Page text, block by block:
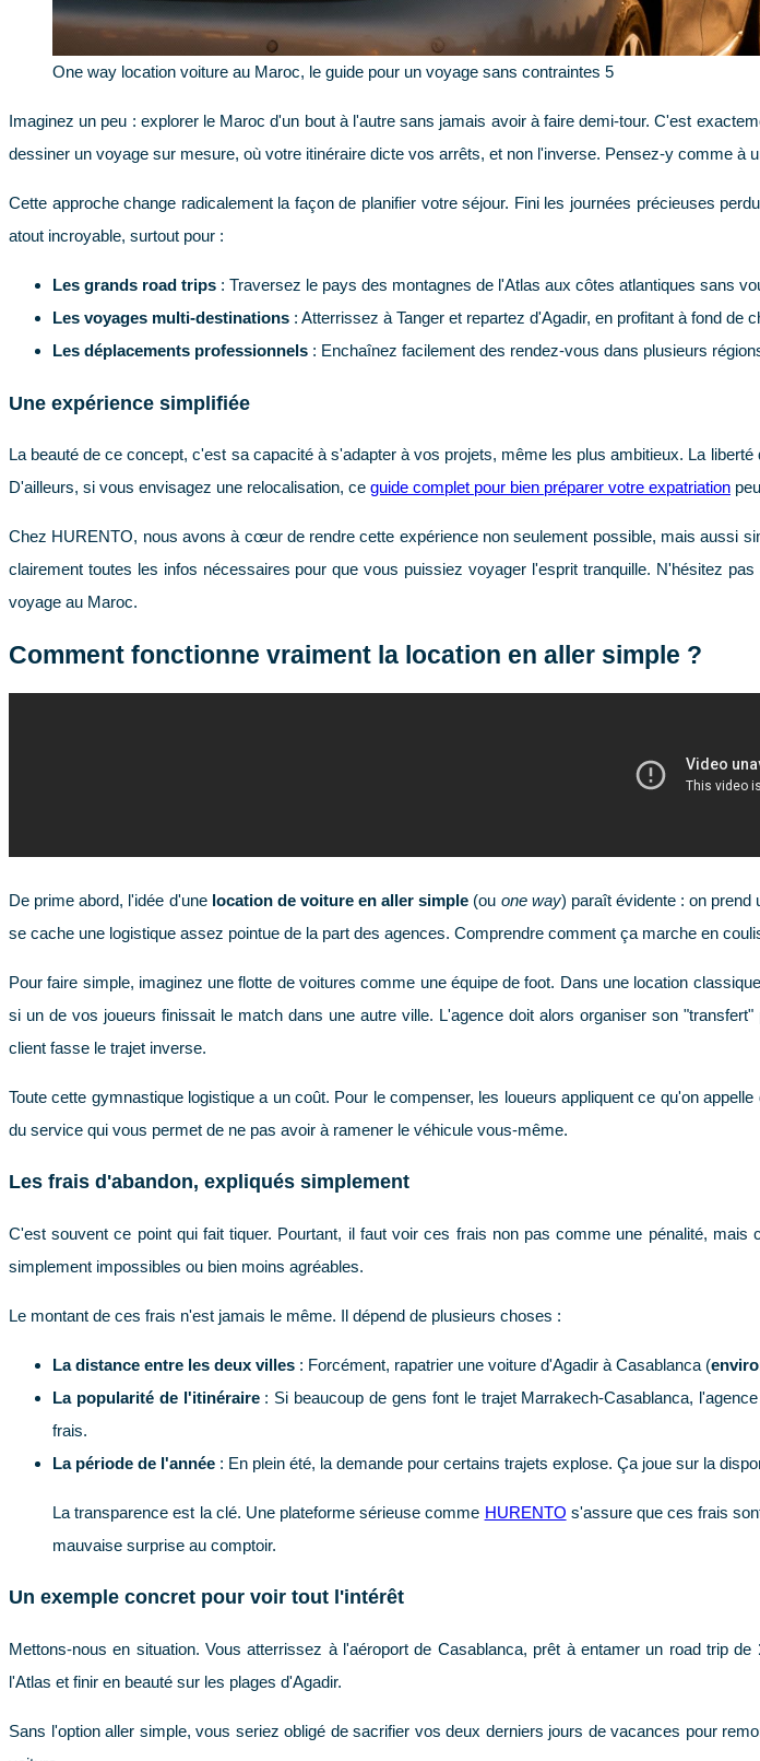
One way location voiture au Maroc, le guide pour un voyage sans contraintes 5
Imaginez un peu : explorer le Maroc d'un bout à l'autre sans jamais avoir à faire demi-tour. C'est
dessiner un voyage sur mesure, où votre itinéraire dicte vos arrêts, et non l'inverse. Pensez-y comme
Cette approche change radicalement la façon de planifier votre séjour. Fini les journées précieuses
atout incroyable, surtout pour :
Les grands road trips : Traversez le pays des montagnes de l'Atlas aux côtes atlantiques sans
Les voyages multi-destinations : Atterrissez à Tanger et repartez d'Agadir, en profitant à fond de
Les déplacements professionnels : Enchaînez facilement des rendez-vous dans plusieurs
Une expérience simplifiée
La beauté de ce concept, c'est sa capacité à s'adapter à vos projets, même les plus ambitieux. La
D'ailleurs, si vous envisagez une relocalisation, ce guide complet pour bien préparer votre expatriation
Chez HURENTO, nous avons à cœur de rendre cette expérience non seulement possible, mais aussi
clairement toutes les infos nécessaires pour que vous puissiez voyager l'esprit tranquille. N'hésitez pas
voyage au Maroc.
Comment fonctionne vraiment la location en aller simple ?
De prime abord, l'idée d'une location de voiture en aller simple (ou one way) paraît évidente : on prend
se cache une logistique assez pointue de la part des agences. Comprendre comment ça marche en
Pour faire simple, imaginez une flotte de voitures comme une équipe de foot. Dans une location
si un de vos joueurs finissait le match dans une autre ville. L'agence doit alors organiser son
client fasse le trajet inverse.
Toute cette gymnastique logistique a un coût. Pour le compenser, les loueurs appliquent ce qu'on appelle
du service qui vous permet de ne pas avoir à ramener le véhicule vous-même.
Les frais d'abandon, expliqués simplement
C'est souvent ce point qui fait tiquer. Pourtant, il faut voir ces frais non pas comme une pénalité,
simplement impossibles ou bien moins agréables.
Le montant de ces frais n'est jamais le même. Il dépend de plusieurs choses :
La distance entre les deux villes : Forcément, rapatrier une voiture d'Agadir à Casablanca (
La popularité de l'itinéraire: Si beaucoup de gens font le trajet Marrakech-Casablanca,
frais.
La période de l'année : En plein été, la demande pour certains trajets explose. Ça joue sur la
La transparence est la clé. Une plateforme sérieuse comme HURENTO s'assure que ces frais
mauvaise surprise au comptoir.
Un exemple concret pour voir tout l'intérêt
Mettons-nous en situation. Vous atterrissez à l'aéroport de Casablanca, prêt à entamer un road trip de
l'Atlas et finir en beauté sur les plages d'Agadir.
Sans l'option aller simple, vous seriez obligé de sacrifier vos deux derniers jours de vacances pour